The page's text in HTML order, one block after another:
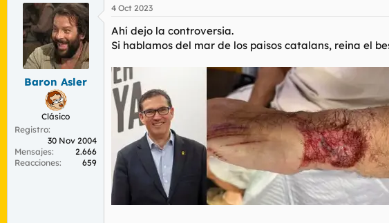
d
o
d
m
a
d
i
n
i
Baron Asler
Clásico
Registro
30 Nov 2004
Mensajes
2.666
Reacciones
659
4 Oct 2023
Ahí dejo la controversia.
Si hablamos del mar de los paisos catalans, reina el